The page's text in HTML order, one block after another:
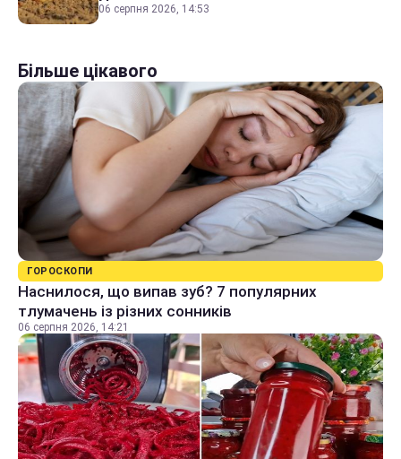
06 серпня 2026, 14:53
Більше цікавого
ГОРОСКОПИ
Наснилося, що випав зуб? 7 популярних
тлумачень із різних сонників
06 серпня 2026, 14:21